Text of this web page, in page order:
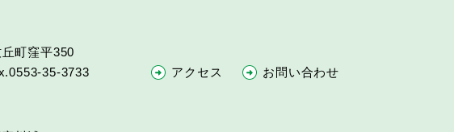
町窪平350
35-3733 アクセス お問い合わせ